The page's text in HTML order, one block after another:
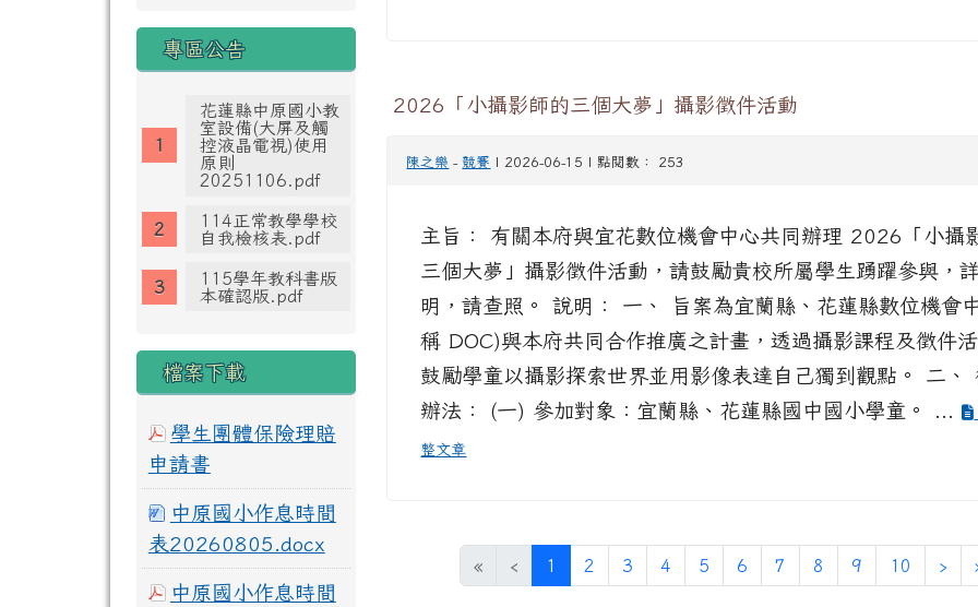
專區公告
花蓮縣中原國小教
室設備(大屏及觸
控液晶電視)使用
原則
20251106.pdf
114正常教學學校
自我檢核表.pdf
115學年教科書版
本確認版.pdf
檔案下載
學生團體保險理賠
申請書
中原國小作息時間
表20260805.docx
中原國小作息時間
2026「小攝影師的三個大夢」攝影徵件活動
陳之樂 -競賽 | 2026-06-15 | 點閱數： 253
主旨： 有關本府與宜花數位機會中心共同辦理 2026「小攝
三個大夢」攝影徵件活動，請鼓勵貴校所屬學生踴躍參與，
明，請查照。 說明： 一、 旨案為宜蘭縣、花蓮縣數位機會
稱 DOC)與本府共同合作推廣之計畫，透過攝影課程及徵件活
鼓勵學童以攝影探索世界並用影像表達自己獨到觀點。 二、
辦法： (一) 參加對象：宜蘭縣、花蓮縣國中國小學童。 ...
整文章
« ‹ 1 (目前頁次)
2 3 4 5 6 7 8 9 10 ›下